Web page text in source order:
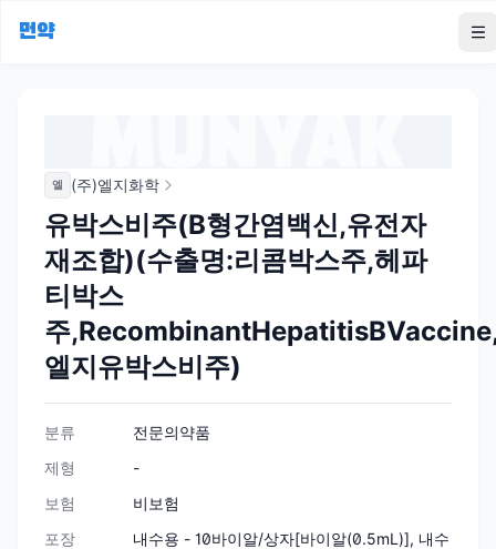
먼약
엘 (주)엘지화학
유박스비주(B형간염백신,유전자
재조합)(수출명:리콤박스주,헤파
티박스
주
엘지유박스비주)
분류
전문의약품
제형
-
보험
비보험
포장
내수용 - 10바이알/상자[바이알(0.5mL)], 내수